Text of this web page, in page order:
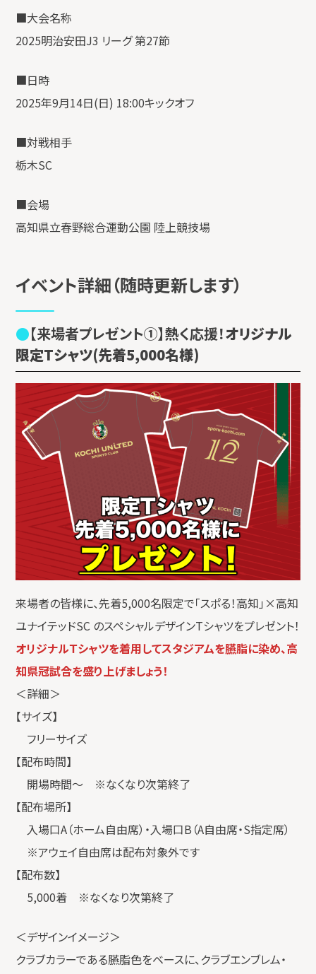
■大会名称
2025明治安田J3 リーグ 第27節
■日時
2025年9月14日(日) 18:00キックオフ
■対戦相手
栃木SC
■会場
高知県立春野総合運動公園 陸上競技場
イベント詳細（随時更新します）
【来場者プレゼント①】熱く応援！オリジナル
限定Tシャツ(先着5,000名様)
来場者の皆様に、先着5,000名限定で「スポる！高知」×高知
ユナイテッドSC のスペシャルデザインTシャツをプレゼント！
オリジナルＴシャツを着用してスタジアムを臙脂に染め、高
知県冠試合を盛り上げましょう！
＜詳細＞
【サイズ】
フリーサイズ
【配布時間】
開場時間〜 ※なくなり次第終了
【配布場所】
入場口A（ホーム自由席）・入場口B（A自由席・S指定席）
※アウェイ自由席は配布対象外です
【配布数】
5,000着 ※なくなり次第終了
＜デザインイメージ＞
クラブカラーである臙脂色をベースに、クラブエンブレム・